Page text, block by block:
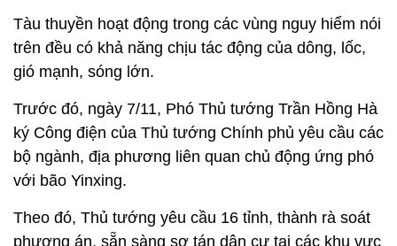
Tàu thuyền hoạt động trong các vùng nguy hiểm nói
trên đều có khả năng chịu tác động của dông, lốc,
gió mạnh, sóng lớn.
Trước đó, ngày 7/11, Phó Thủ tướng Trần Hồng Hà
ký Công điện của Thủ tướng Chính phủ yêu cầu các
bộ ngành, địa phương liên quan chủ động ứng phó
với bão Yinxing.
Theo đó, Thủ tướng yêu cầu 16 tỉnh, thành rà soát
phương án, sẵn sàng sơ tán dân cư tại các khu vực